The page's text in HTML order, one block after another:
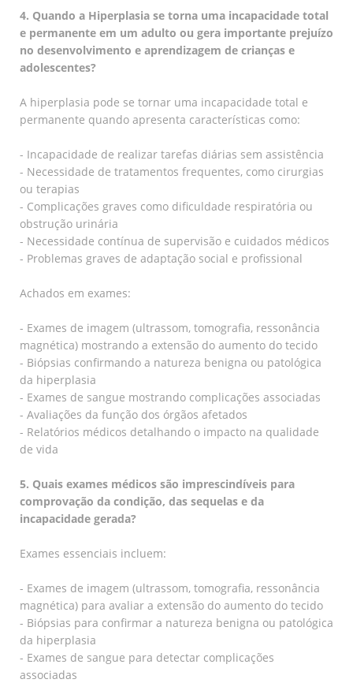
4. Quando a Hiperplasia se torna uma incapacidade total
e permanente em um adulto ou gera importante prejuízo
no desenvolvimento e aprendizagem de crianças e
adolescentes?
A hiperplasia pode se tornar uma incapacidade total e
permanente quando apresenta características como:
- Incapacidade de realizar tarefas diárias sem assistência
- Necessidade de tratamentos frequentes, como cirurgias
ou terapias
- Complicações graves como dificuldade respiratória ou
obstrução urinária
- Necessidade contínua de supervisão e cuidados médicos
- Problemas graves de adaptação social e profissional
Achados em exames:
- Exames de imagem (ultrassom, tomografia, ressonância
magnética) mostrando a extensão do aumento do tecido
- Biópsias confirmando a natureza benigna ou patológica
da hiperplasia
- Exames de sangue mostrando complicações associadas
- Avaliações da função dos órgãos afetados
- Relatórios médicos detalhando o impacto na qualidade
de vida
5. Quais exames médicos são imprescindíveis para
comprovação da condição, das sequelas e da
incapacidade gerada?
Exames essenciais incluem:
- Exames de imagem (ultrassom, tomografia, ressonância
magnética) para avaliar a extensão do aumento do tecido
- Biópsias para confirmar a natureza benigna ou patológica
da hiperplasia
- Exames de sangue para detectar complicações
associadas